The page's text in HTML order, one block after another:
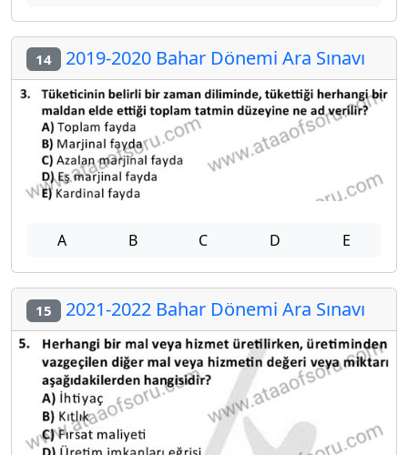
14 2019-2020 Bahar Dönemi Ara Sınavı
A B C D E
15 2021-2022 Bahar Dönemi Ara Sınavı